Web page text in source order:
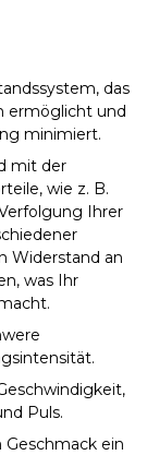
das
ermöglicht und
minimiert.
mit der
wie z. B.
Ihrer
Widerstand an
was Ihr
Puls.
ein